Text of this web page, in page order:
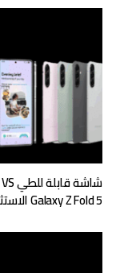
Galaxy Z Fold 5 الاستثمار